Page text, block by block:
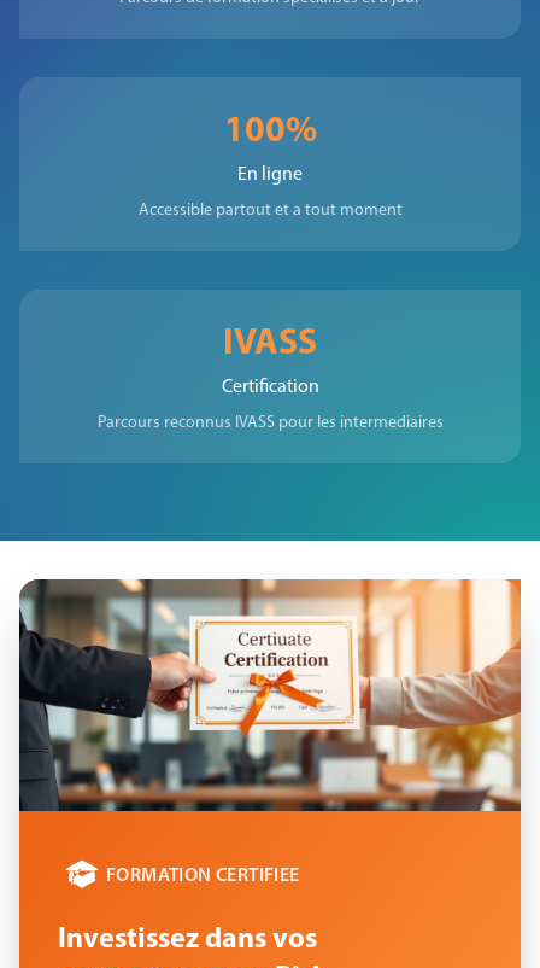
100%
En ligne
Accessible partout et a tout moment
IVASS
Certification
Parcours reconnus IVASS pour les intermediaires
FORMATION CERTIFIEE
Investissez dans vos